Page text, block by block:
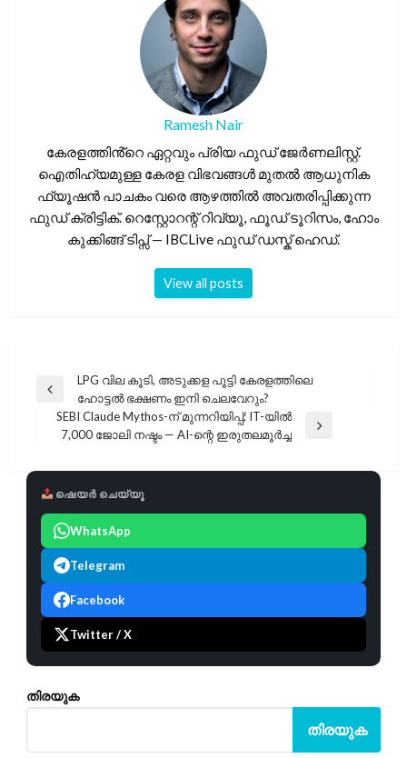
Ramesh Nair
കേരളത്തിൻ്റെ ഏറ്റവും പ്രിയ ഫുഡ് ജേർണലിസ്റ്റ്.
ഐതിഹ്യമുള്ള കേരള വിഭവങ്ങൾ മുതൽ ആധുനിക
ഫ്യൂഷൻ പാചകം വരെ ആഴത്തിൽ അവതരിപ്പിക്കുന്ന
ഫുഡ് ക്രിട്ടിക്. റെസ്റ്റോറന്റ് റിവ്യൂ, ഫൂഡ് ടൂറിസം, ഹോം
കുക്കിങ്ങ് ടിപ്സ് — IBCLive ഫുഡ് ഡസ്ക് ഹെഡ്.
View all posts
പോസ്റ്റുകളിലൂടെ
Previous
Post
LPG വില കൂടി, അടുക്കള പൂട്ടി കേരളത്തിലെ
ഹോട്ടൽ ഭക്ഷണം ഇനി ചെലവേറും?
Next
SEBI Claude Mythos-ന് മുന്നറിയിപ്പ്; IT-യിൽ
7,000 ജോലി നഷ്ടം — AI-ന്റെ ഇരുതലമൂർച്ച
ഷെയർ ചെയ്യൂ
WhatsApp
Telegram
Facebook
Twitter / X
തിരയുക
തിരയുക